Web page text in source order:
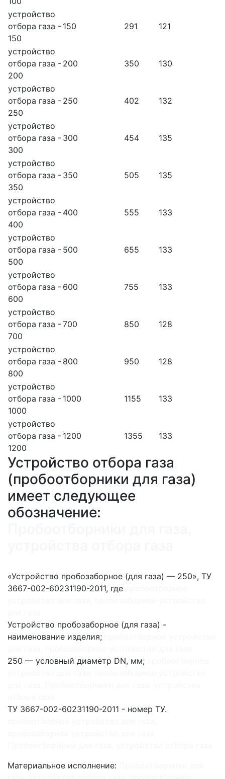
устройство
отбора газа -
150
150 291 121
устройство
отбора газа -
200
200 350 130
устройство
отбора газа -
250
250 402 132
устройство
отбора газа -
300
300 454 135
устройство
отбора газа -
350
350 505 135
устройство
отбора газа -
400
400 555 133
устройство
отбора газа -
500
500 655 133
устройство
отбора газа -
600
600 755 133
устройство
отбора газа -
700
700 850 128
устройство
отбора газа -
800
800 950 128
устройство
отбора газа -
1000
1000 1155 133
устройство
отбора газа -
1200
1200 1355 133
Устройство отбора газа
(пробоотборники для газа)
имеет следующее
обозначение:
«Устройство пробозаборное (для газа) — 250», ТУ
3667-002-60231190-2011, где
Устройство пробозаборное (для газа) -
наименование изделия;
250 — условный диаметр DN, мм;
ТУ 3667-002-60231190-2011 - номер ТУ.
Материальное исполнение: